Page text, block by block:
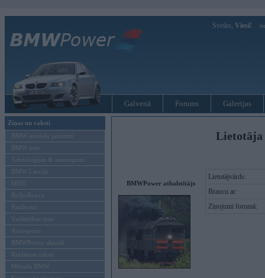
Sveiks, Viesi!
Galvenā Forums Galerijas
Ziņas un raksti
BMW modeļu jaunumi
BMW testi
Tehnoloģijas & sasniegumi
BMW Latvijā
MINI
Rolls-Royce
Pasākumi
Vadāmības tests
Autosports
BMWPower aktuāli
Reklāmas raksti
Mēneša BMW
Lietotāja
BMWPower atbalstītājs
Lietotājvārds:
Braucu ar:
Ziņojumi forumā: